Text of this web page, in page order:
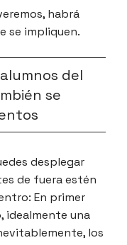
habrá
se impliquen.
del
se
desplegar
de fuera estén
En primer
idealmente una
los